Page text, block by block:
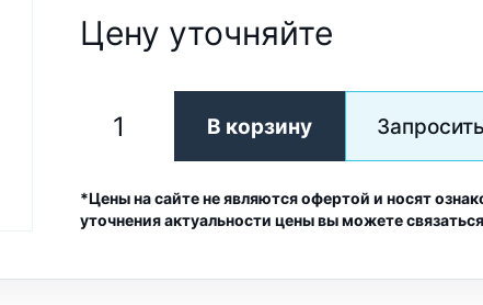
Цену уточняйте
В корзину
*Цены на сайте не являются офертой и носят
уточнения актуальности цены вы можете